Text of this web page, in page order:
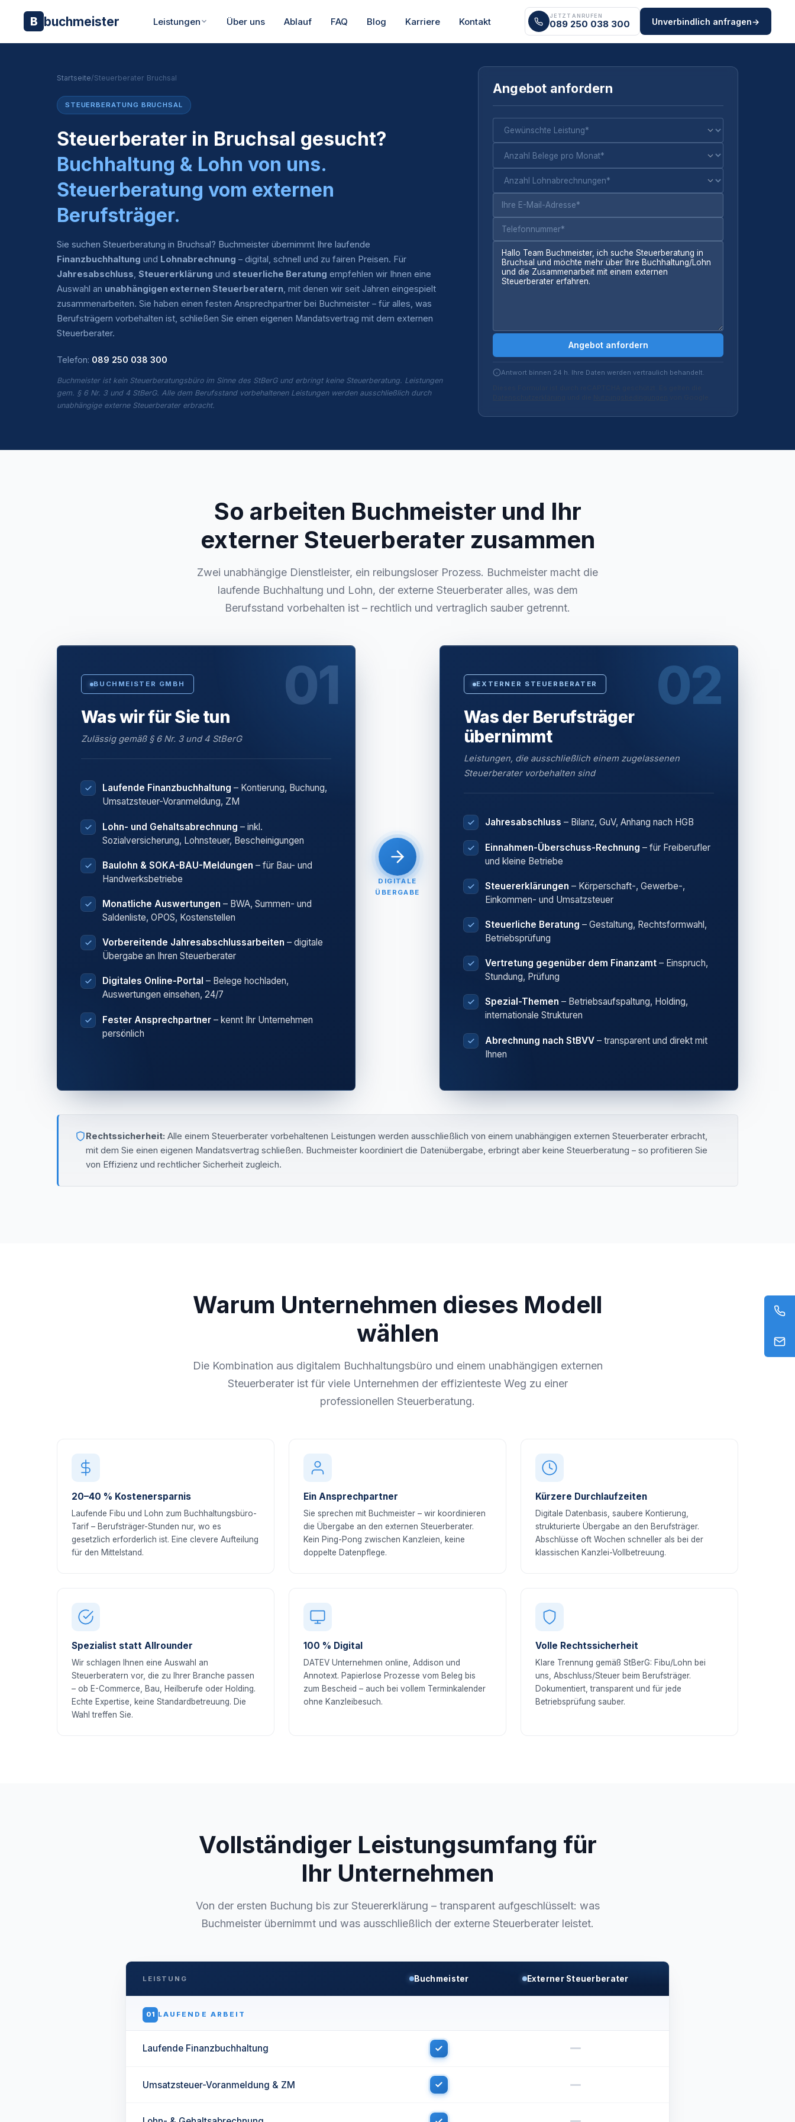
B buchmeister Leistungen Über uns Ablauf FAQ Blog Karriere Kontakt JETZT ANRUFEN
089 250 038 300 Unverbindlich anfragen→
Startseite/Steuerberater Bruchsal
STEUERBERATUNG BRUCHSAL
Steuerberater in Bruchsal gesucht?
Buchhaltung & Lohn von uns.
Steuerberatung vom externen
Berufsträger.
Sie suchen Steuerberatung in Bruchsal? Buchmeister übernimmt Ihre laufende
Finanzbuchhaltung und Lohnabrechnung – digital, schnell und zu fairen Preisen. Für
Jahresabschluss, Steuererklärung und steuerliche Beratung empfehlen wir Ihnen eine
Auswahl an unabhängigen externen Steuerberatern, mit denen wir seit Jahren eingespielt
zusammenarbeiten. Sie haben einen festen Ansprechpartner bei Buchmeister – für alles, was
Berufsträgern vorbehalten ist, schließen Sie einen eigenen Mandatsvertrag mit dem externen
Steuerberater.
Telefon: 089 250 038 300
Buchmeister ist kein Steuerberatungsbüro im Sinne des StBerG und erbringt keine Steuerberatung. Leistungen
gem. § 6 Nr. 3 und 4 StBerG. Alle dem Berufsstand vorbehaltenen Leistungen werden ausschließlich durch
unabhängige externe Steuerberater erbracht.
Angebot anfordern
Angebot anfordern
Antwort binnen 24 h. Ihre Daten werden vertraulich behandelt.
So arbeiten Buchmeister und Ihr
externer Steuerberater zusammen
Zwei unabhängige Dienstleister, ein reibungsloser Prozess. Buchmeister macht die
laufende Buchhaltung und Lohn, der externe Steuerberater alles, was dem
Berufsstand vorbehalten ist – rechtlich und vertraglich sauber getrennt.
01
BUCHMEISTER GMBH
Was wir für Sie tun
Zulässig gemäß § 6 Nr. 3 und 4 StBerG
Laufende Finanzbuchhaltung – Kontierung, Buchung,
Umsatzsteuer-Voranmeldung, ZM
Lohn- und Gehaltsabrechnung – inkl.
Sozialversicherung, Lohnsteuer, Bescheinigungen
Baulohn & SOKA-BAU-Meldungen – für Bau- und
Handwerksbetriebe
Monatliche Auswertungen – BWA, Summen- und
Saldenliste, OPOS, Kostenstellen
Vorbereitende Jahresabschlussarbeiten – digitale
Übergabe an Ihren Steuerberater
Digitales Online-Portal – Belege hochladen,
Auswertungen einsehen, 24/7
Fester Ansprechpartner – kennt Ihr Unternehmen
persönlich
DIGITALE
ÜBERGABE
02
EXTERNER STEUERBERATER
Was der Berufsträger
übernimmt
Leistungen, die ausschließlich einem zugelassenen
Steuerberater vorbehalten sind
Jahresabschluss – Bilanz, GuV, Anhang nach HGB
Einnahmen-Überschuss-Rechnung – für Freiberufler
und kleine Betriebe
Steuererklärungen – Körperschaft-, Gewerbe-,
Einkommen- und Umsatzsteuer
Steuerliche Beratung – Gestaltung, Rechtsformwahl,
Betriebsprüfung
Vertretung gegenüber dem Finanzamt – Einspruch,
Stundung, Prüfung
Spezial-Themen – Betriebsaufspaltung, Holding,
internationale Strukturen
Abrechnung nach StBVV – transparent und direkt mit
Ihnen
Rechtssicherheit: Alle einem Steuerberater vorbehaltenen Leistungen werden ausschließlich von einem unabhängigen externen Steuerberater erbracht,
mit dem Sie einen eigenen Mandatsvertrag schließen. Buchmeister koordiniert die Datenübergabe, erbringt aber keine Steuerberatung – so profitieren Sie
von Effizienz und rechtlicher Sicherheit zugleich.
Warum Unternehmen dieses Modell
wählen
Die Kombination aus digitalem Buchhaltungsbüro und einem unabhängigen externen
Steuerberater ist für viele Unternehmen der effizienteste Weg zu einer
professionellen Steuerberatung.
20–40 % Kostenersparnis
Laufende Fibu und Lohn zum Buchhaltungsbüro-
Tarif – Berufsträger-Stunden nur, wo es
gesetzlich erforderlich ist. Eine clevere Aufteilung
für den Mittelstand.
Ein Ansprechpartner
Sie sprechen mit Buchmeister – wir koordinieren
die Übergabe an den externen Steuerberater.
Kein Ping-Pong zwischen Kanzleien, keine
doppelte Datenpflege.
Kürzere Durchlaufzeiten
Digitale Datenbasis, saubere Kontierung,
strukturierte Übergabe an den Berufsträger.
Abschlüsse oft Wochen schneller als bei der
klassischen Kanzlei-Vollbetreuung.
Spezialist statt Allrounder
Wir schlagen Ihnen eine Auswahl an
Steuerberatern vor, die zu Ihrer Branche passen
– ob E-Commerce, Bau, Heilberufe oder Holding.
Echte Expertise, keine Standardbetreuung. Die
Wahl treffen Sie.
100 % Digital
DATEV Unternehmen online, Addison und
Annotext. Papierlose Prozesse vom Beleg bis
zum Bescheid – auch bei vollem Terminkalender
ohne Kanzleibesuch.
Volle Rechtssicherheit
Klare Trennung gemäß StBerG: Fibu/Lohn bei
uns, Abschluss/Steuer beim Berufsträger.
Dokumentiert, transparent und für jede
Betriebsprüfung sauber.
Vollständiger Leistungsumfang für
Ihr Unternehmen
Von der ersten Buchung bis zur Steuererklärung – transparent aufgeschlüsselt: was
Buchmeister übernimmt und was ausschließlich der externe Steuerberater leistet.
LEISTUNG Buchmeister Externer Steuerberater
01 LAUFENDE ARBEIT
Laufende Finanzbuchhaltung
Umsatzsteuer-Voranmeldung & ZM